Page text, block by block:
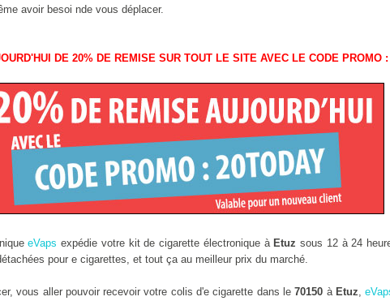
avoir besoi nde vous déplacer.
DE 20% DE REMISE SUR TOUT LE SITE AVEC LE CODE PROMO
eVaps expédie votre kit de cigarette électronique à Etuz sous 12 à 24
pour e cigarettes, et tout ça au meilleur prix du marché.
vous aller pouvoir recevoir votre colis d'e cigarette dans le70150 à Etuz,